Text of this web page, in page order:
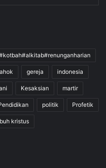
ahok gereja indonesia
Kesaksian martir
politik Profetik
kristus